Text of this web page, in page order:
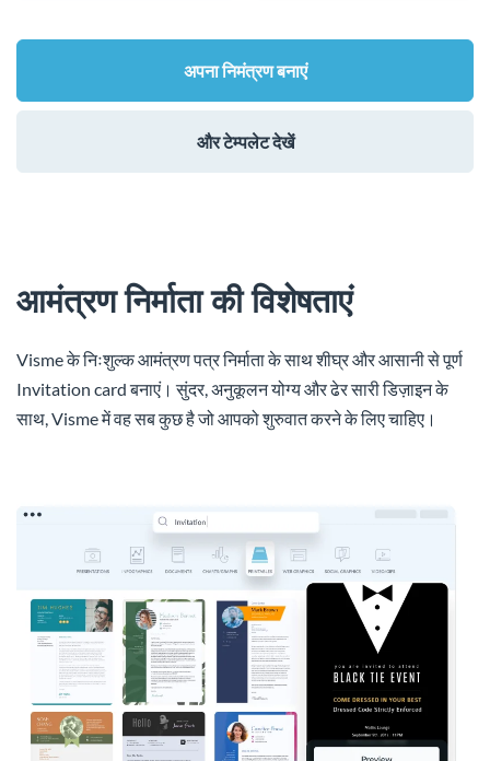
अपना निमंत्रण बनाएं
और टेम्पलेट देखें
आमंत्रण निर्माता की विशेषताएं
Visme के निःशुल्क आमंत्रण पत्र निर्माता के साथ शीघ्र और आसानी से पूर्ण
Invitation card बनाएं। सुंदर, अनुकूलन योग्य और ढेर सारी डिज़ाइन के
साथ, Visme में वह सब कुछ है जो आपको शुरुवात करने के लिए चाहिए।